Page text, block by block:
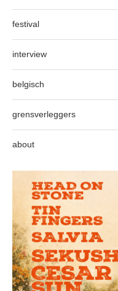
festival
interview
belgisch
grensverleggers
about